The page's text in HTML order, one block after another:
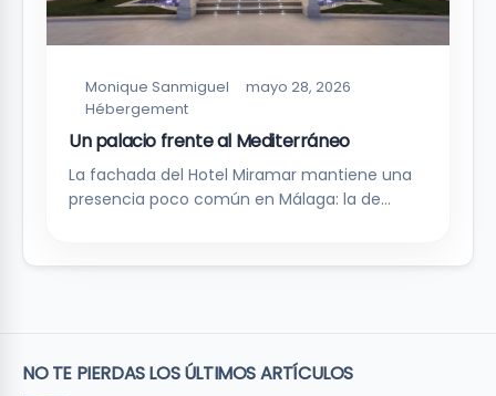
Monique Sanmiguel
mayo 28, 2026
Hébergement
Un palacio frente al Mediterráneo
La fachada del Hotel Miramar mantiene una
presencia poco común en Málaga: la de…
NO TE PIERDAS LOS ÚLTIMOS ARTÍCULOS